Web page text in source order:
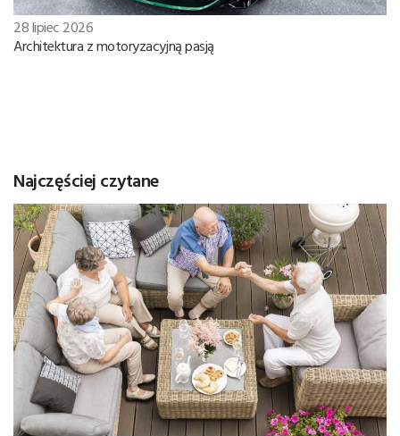
28 lipiec 2026
Architektura z motoryzacyjną pasją
Najczęściej czytane